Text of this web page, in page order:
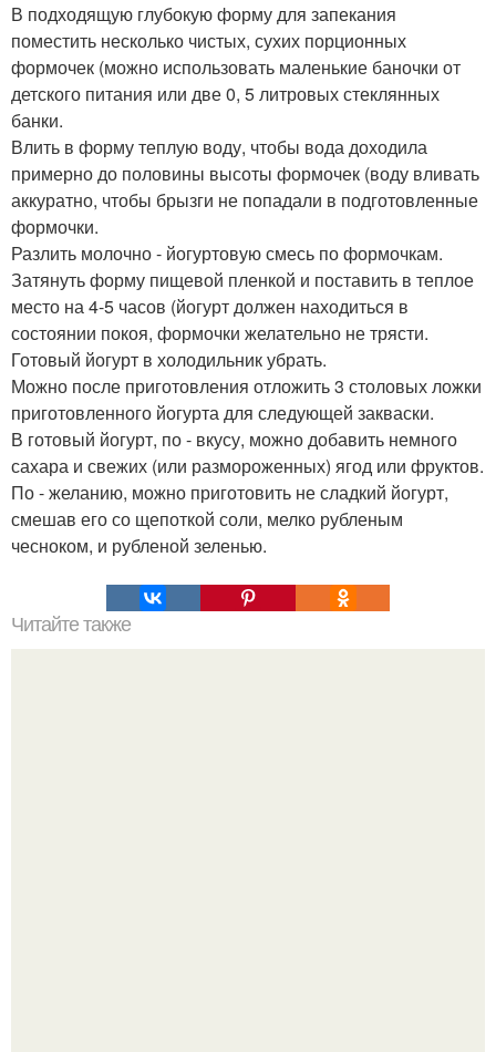
В подходящую глубокую форму для запекания
поместить несколько чистых, сухих порционных
формочек (можно использовать маленькие баночки от
детского питания или две 0, 5 литровых стеклянных
банки.
Влить в форму теплую воду, чтобы вода доходила
примерно до половины высоты формочек (воду вливать
аккуратно, чтобы брызги не попадали в подготовленные
формочки.
Разлить молочно - йогуртовую смесь по формочкам.
Затянуть форму пищевой пленкой и поставить в теплое
место на 4-5 часов (йогурт должен находиться в
состоянии покоя, формочки желательно не трясти.
Готовый йогурт в холодильник убрать.
Можно после приготовления отложить 3 столовых ложки
приготовленного йогурта для следующей закваски.
В готовый йогурт, по - вкусу, можно добавить немного
сахара и свежих (или размороженных) ягод или фруктов.
По - желанию, можно приготовить не сладкий йогурт,
смешав его со щепоткой соли, мелко рубленым
чесноком, и рубленой зеленью.
Читайте также